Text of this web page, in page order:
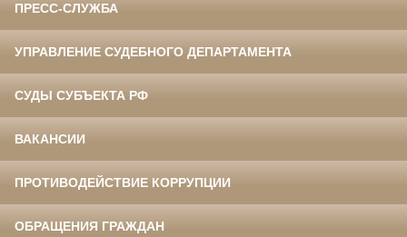
ПРЕСС-СЛУЖБА
УПРАВЛЕНИЕ СУДЕБНОГО ДЕПАРТАМЕНТА
СУДЫ СУБЪЕКТА РФ
ВАКАНСИИ
ПРОТИВОДЕЙСТВИЕ КОРРУПЦИИ
ОБРАЩЕНИЯ ГРАЖДАН